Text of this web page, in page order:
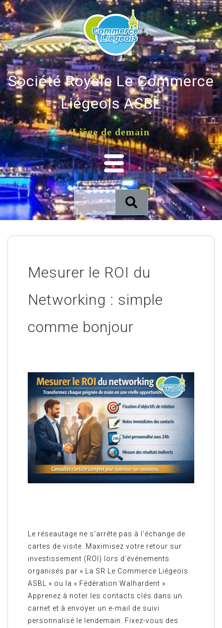
Société Royale Le Commerce
Liégeois ASBL
Liège de demain
Mesurer le ROI du
Networking : simple
comme bonjour
Le réseautage ne s’arrête pas à l’échange de
cartes de visite. Maximisez votre retour sur
investissement (ROI) lors d’événements
organisés par « La SR Le Commerce Liégeois
ASBL » ou la « Fédération Walhardent ».
Apprenez à noter les contacts clés dans un
carnet et à envoyer un e-mail de suivi
personnalisé le lendemain. Fixez-vous des